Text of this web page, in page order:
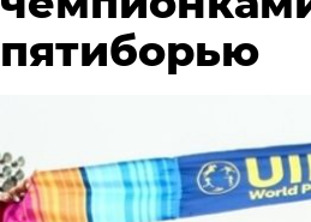
пятиборью